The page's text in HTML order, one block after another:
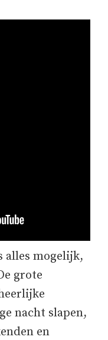
alles mogelijk,
grote
nacht slapen,
en